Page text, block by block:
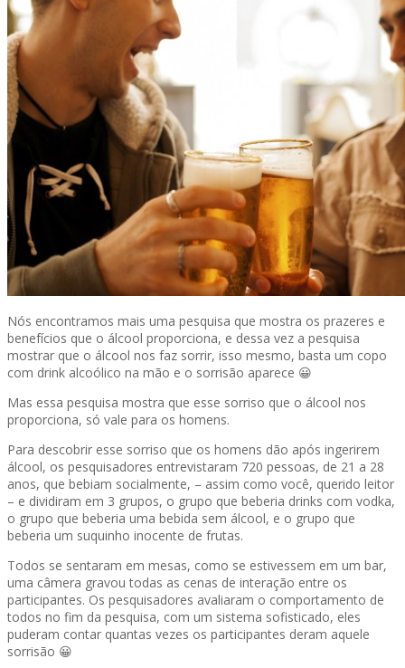
Nós encontramos mais uma pesquisa que mostra os prazeres e
benefícios que o álcool proporciona, e dessa vez a pesquisa
mostrar que o álcool nos faz sorrir, isso mesmo, basta um copo
com drink alcoólico na mão e o sorrisão aparece 😀
Mas essa pesquisa mostra que esse sorriso que o álcool nos
proporciona, só vale para os homens.
Para descobrir esse sorriso que os homens dão após ingerirem
álcool, os pesquisadores entrevistaram 720 pessoas, de 21 a 28
anos, que bebiam socialmente, – assim como você, querido leitor
– e dividiram em 3 grupos, o grupo que beberia drinks com vodka,
o grupo que beberia uma bebida sem álcool, e o grupo que
beberia um suquinho inocente de frutas.
Todos se sentaram em mesas, como se estivessem em um bar,
uma câmera gravou todas as cenas de interação entre os
participantes. Os pesquisadores avaliaram o comportamento de
todos no fim da pesquisa, com um sistema sofisticado, eles
puderam contar quantas vezes os participantes deram aquele
sorrisão 😀